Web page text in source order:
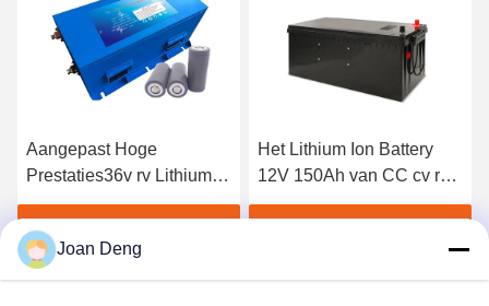
Aangepast Hoge
Prestaties36v rv Lithium
Ion Battery
Het Lithium Ion Battery
12V 150Ah van CC cv rv
voor EV-de Driewielers
Joan Deng